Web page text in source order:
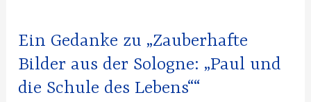
Ein Gedanke zu „Zauberhafte
Bilder aus der Sologne: „Paul und
die Schule des Lebens““